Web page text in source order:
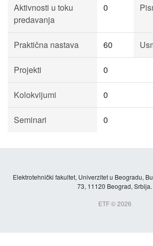
Aktivnosti u toku
predavanja
0
Praktična nastava 60
Projekti 0
Kolokvijumi 0
Seminari 0
Elektrotehnički fakultet, Univerzitet u Beogradu,
73, 11120 Beograd, Srbija.
ETF © 2026